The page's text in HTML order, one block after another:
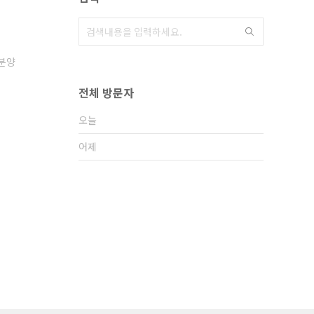
양
전체 방문자
오늘
어제